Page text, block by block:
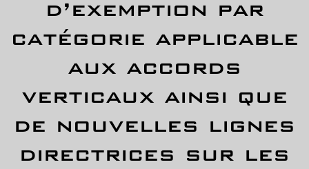
d’exemption par
catégorie applicable
aux accords
verticaux ainsi que
de nouvelles lignes
directrices sur les